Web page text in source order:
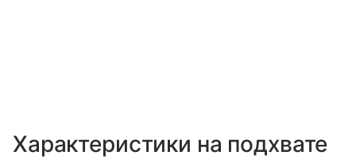
Характеристики на подхвате